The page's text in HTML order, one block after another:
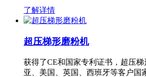
了解详情
超压梯形磨粉机
获得了CE和国家专利证书，超压梯
亚、美国、英国、西班牙等客户国